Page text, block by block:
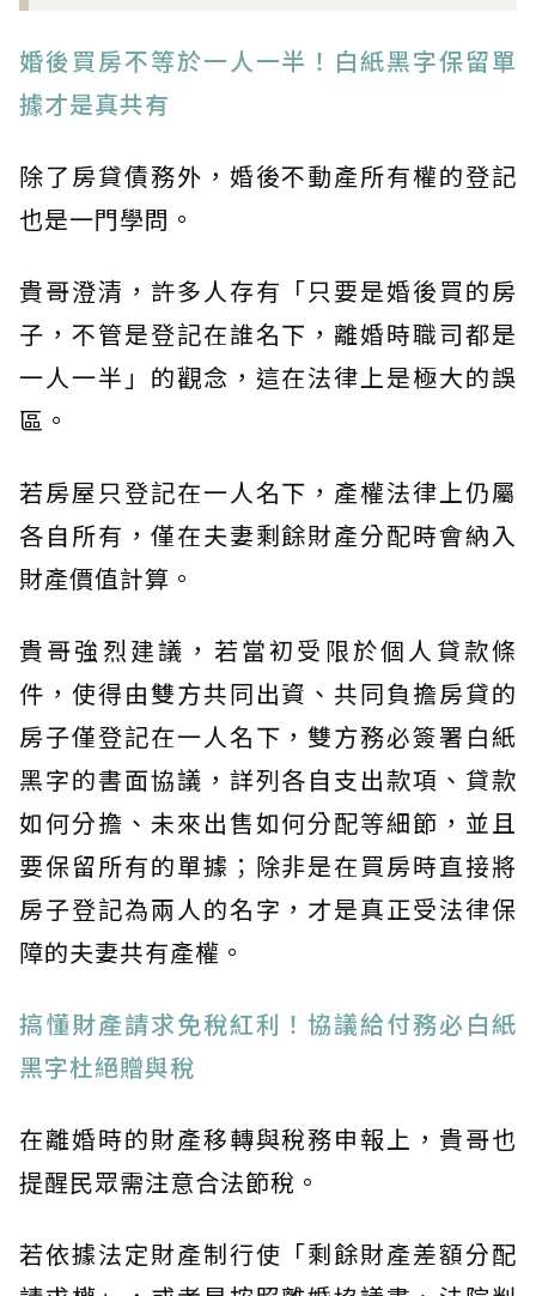
婚後買房不等於一人一半！白紙黑字保留單
據才是真共有
除了房貸債務外，婚後不動產所有權的登記
也是一門學問。
貴哥澄清，許多人存有「只要是婚後買的房
子，不管是登記在誰名下，離婚時職司都是
一人一半」的觀念，這在法律上是極大的誤
區。
若房屋只登記在一人名下，產權法律上仍屬
各自所有，僅在夫妻剩餘財產分配時會納入
財產價值計算。
貴哥強烈建議，若當初受限於個人貸款條
件，使得由雙方共同出資、共同負擔房貸的
房子僅登記在一人名下，雙方務必簽署白紙
黑字的書面協議，詳列各自支出款項、貸款
如何分擔、未來出售如何分配等細節，並且
要保留所有的單據；除非是在買房時直接將
房子登記為兩人的名字，才是真正受法律保
障的夫妻共有產權。
搞懂財產請求免稅紅利！協議給付務必白紙
黑字杜絕贈與稅
在離婚時的財產移轉與稅務申報上，貴哥也
提醒民眾需注意合法節稅。
若依據法定財產制行使「剩餘財產差額分配